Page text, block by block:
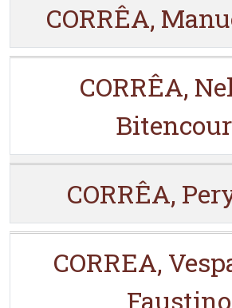
CORRÊA,
CORRÊA,
CORRÊA,
CORREA,
Faustino